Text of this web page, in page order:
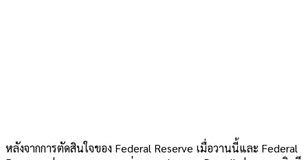
หลังจากการตัดสินใจของ Federal Reserve เมื่อวานนี้และ Federal